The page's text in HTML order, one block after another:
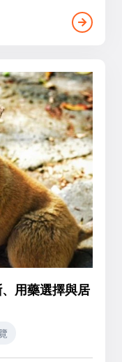
用藥選擇與居